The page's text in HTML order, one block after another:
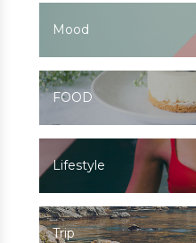
Mood
FOOD
Lifestyle
Trip